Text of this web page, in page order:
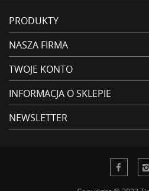
PRODUKTY
NASZA FIRMA
TWOJE KONTO
INFORMACJA O SKLEPIE
NEWSLETTER